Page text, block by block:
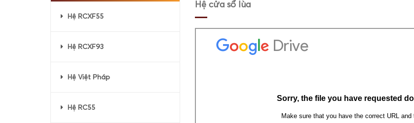
Hệ cửa sổ lùa
Hệ RCXF55
Hệ RCXF93
Hệ Việt Pháp
Hệ RC55